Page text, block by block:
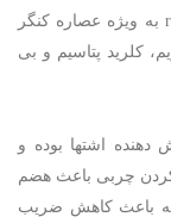
محلول رنال هیلر حاوی انواع ترکیبات renal cleaner به ویژه عصاره کنگر
کلرید پتاسیم و بی
دهنده اشتها بوده و
چربی باعث هضم
باعث کاهش ضریب